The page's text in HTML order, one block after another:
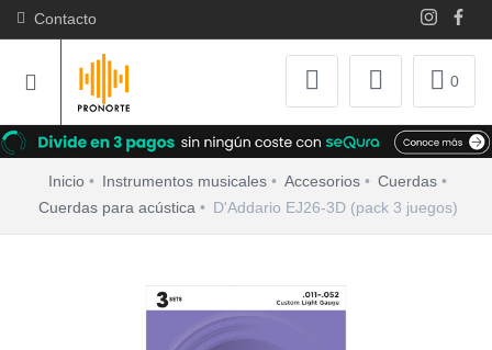
Contacto
0
Inicio Instrumentos musicales Accesorios
Cuerdas
Cuerdas para acústica
D'Addario EJ26-3D (pack 3 juegos)